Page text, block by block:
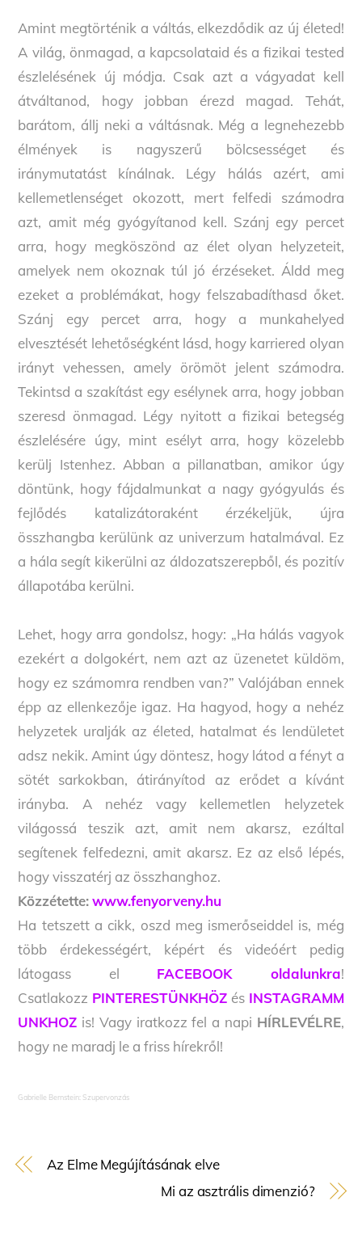
Amint megtörténik a váltás, elkezdődik az új életed!
A világ, önmagad, a kapcsolataid és a fizikai tested
észlelésének új módja. Csak azt a vágyadat kell
átváltanod, hogy jobban érezd magad. Tehát,
barátom, állj neki a váltásnak. Még a legnehezebb
élmények is nagyszerű bölcsességet és
iránymutatást kínálnak. Légy hálás azért, ami
kellemetlenséget okozott, mert felfedi számodra
azt, amit még gyógyítanod kell. Szánj egy percet
arra, hogy megköszönd az élet olyan helyzeteit,
amelyek nem okoznak túl jó érzéseket. Áldd meg
ezeket a problémákat, hogy felszabadíthasd őket.
Szánj egy percet arra, hogy a munkahelyed
elvesztését lehetőségként lásd, hogy karriered olyan
irányt vehessen, amely örömöt jelent számodra.
Tekintsd a szakítást egy esélynek arra, hogy jobban
szeresd önmagad. Légy nyitott a fizikai betegség
észlelésére úgy, mint esélyt arra, hogy közelebb
kerülj Istenhez. Abban a pillanatban, amikor úgy
döntünk, hogy fájdalmunkat a nagy gyógyulás és
fejlődés katalizátoraként érzékeljük, újra
összhangba kerülünk az univerzum hatalmával. Ez
a hála segít kikerülni az áldozatszerepből, és pozitív
állapotába kerülni.
Lehet, hogy arra gondolsz, hogy: „Ha hálás vagyok
ezekért a dolgokért, nem azt az üzenetet küldöm,
hogy ez számomra rendben van?” Valójában ennek
épp az ellenkezője igaz. Ha hagyod, hogy a nehéz
helyzetek uralják az életed, hatalmat és lendületet
adsz nekik. Amint úgy döntesz, hogy látod a fényt a
sötét sarkokban, átirányítod az erődet a kívánt
irányba. A nehéz vagy kellemetlen helyzetek
világossá teszik azt, amit nem akarsz, ezáltal
segítenek felfedezni, amit akarsz. Ez az első lépés,
hogy visszatérj az összhanghoz.
Közzétette: www.fenyorveny.hu
Ha tetszett a cikk, oszd meg ismerőseiddel is, még
több érdekességért, képért és videóért pedig
látogass el FACEBOOK oldalunkra!
Csatlakozz PINTERESTÜNKHÖZ és INSTAGRAMM
UNKHOZ is! Vagy iratkozz fel a napi HÍRLEVÉLRE,
hogy ne maradj le a friss hírekről!
Gabrielle Bernstein: Szupervonzás
Az Elme Megújításának elve
Mi az asztrális dimenzió?